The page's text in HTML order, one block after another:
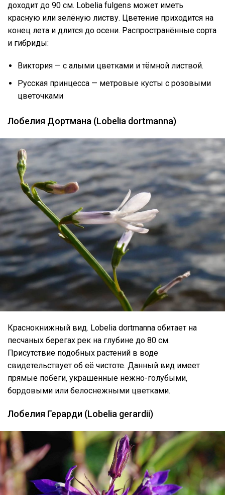
доходит до 90 см. Lobelia fulgens может иметь
красную или зелёную листву. Цветение приходится на
конец лета и длится до осени. Распространённые сорта
и гибриды:
Виктория — с алыми цветками и тёмной листвой.
Русская принцесса — метровые кусты с розовыми
цветочками
Лобелия Дортмана (Lobelia dortmanna)
Краснокнижный вид. Lobelia dortmanna обитает на
песчаных берегах рек на глубине до 80 см.
Присутствие подобных растений в воде
свидетельствует об её чистоте. Данный вид имеет
прямые побеги, украшенные нежно-голубыми,
бордовыми или белоснежными цветками.
Лобелия Герарди (Lobelia gerardii)